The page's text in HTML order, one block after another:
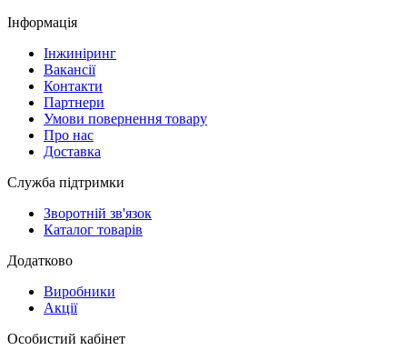
Інформація
Інжиніринг
Вакансії
Контакти
Партнери
Умови повернення товару
Про нас
Доставка
Служба підтримки
Зворотній зв'язок
Каталог товарів
Додатково
Виробники
Акції
Особистий кабінет